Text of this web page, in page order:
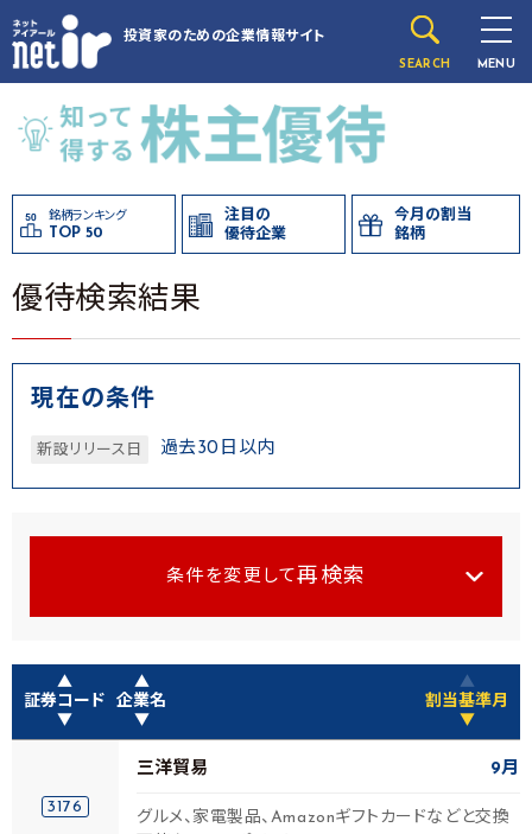
投資家のための企業情報サイト
SEARCH MENU
銘柄ランキング
TOP 50
注目の
優待企業
今月の割当
銘柄
優待検索結果
現在の条件
新設リリース日 過去30日以内
条件を変更して 再検索
▲
証券コード
▼
▲
企業名
▼
▲
割当基準月
▼
3176
三洋貿易 9月
グルメ、家電製品、Amazonギフトカードなどと交換